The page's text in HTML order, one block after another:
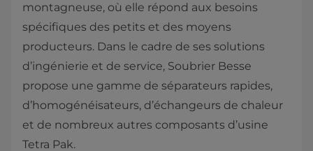
montagneuse, où elle répond aux besoins
spécifiques des petits et des moyens
producteurs. Dans le cadre de ses solutions
d’ingénierie et de service, Soubrier Besse
propose une gamme de séparateurs rapides,
d’homogénéisateurs, d’échangeurs de chaleur
et de nombreux autres composants d’usine
Tetra Pak.